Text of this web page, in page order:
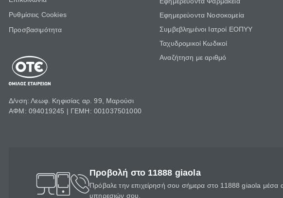
Ρυθμίσεις Cookies
Προσβασιμότητα
Δ/νση: Λεωφ. Κηφισίας αρ. 99, Μαρούσι
ΑΦΜ: 094019245 | ΓΕΜΗ: 001037501000
Εφημερεύοντα Νοσοκομεία
Συμβεβλημένοι Ιατροί ΕΟΠΥΥ
Ταχυδρομικοί Κωδικοί
Αναζήτηση με αριθμό
Προβολή στο 11888 giaola
Πρόβαλε την επιχείρησή σου σήμερα στο 11888 giaola μέσα
υπηρεσιών σου.